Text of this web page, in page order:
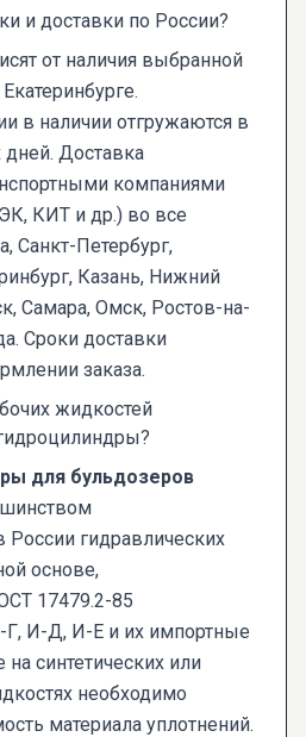
и доставки по России?
от наличия выбранной
в наличии отгружаются в
дней. Доставка
компаниями
КИТ и др.) во все
Санкт-Петербург,
Казань, Нижний
Самара, Омск, Ростов-на-
Сроки доставки
заказа.
жидкостей
для бульдозеров
России гидравлических
основе,
17479.2-85
И-Д, И-Е и их импортные
на синтетических или
необходимо
материала уплотнений.